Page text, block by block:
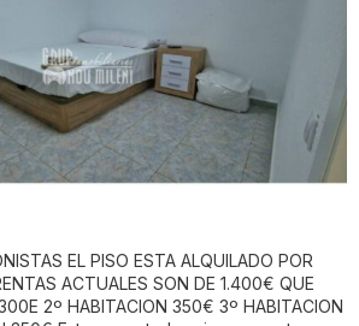
EL PISO ESTA ALQUILADO POR
ACTUALES SON DE 1.400€ QUE
2º HABITACION 350€ 3º HABITACION